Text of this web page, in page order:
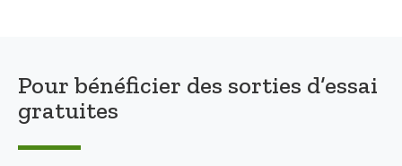
Pour bénéficier des sorties d’essai
gratuites